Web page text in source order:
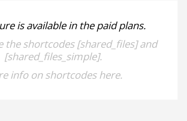
is available in the paid plans.
the shortcodes [shared_files] and
[shared_files_simple].
info on shortcodes here.